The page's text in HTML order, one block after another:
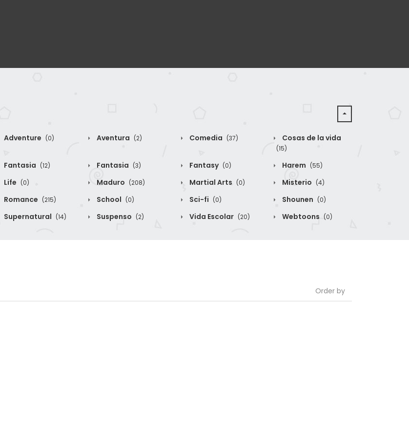
Adventure (0) Aventura (2) Comedia (37) Cosas de la vida
(15)
Fantasia (12) Fantasia (3) Fantasy (0) Harem (55)
Life (0) Maduro (208) Martial Arts (0) Misterio (4)
Romance (215) School (0) Sci-fi (0) Shounen (0)
Supernatural (14) Suspenso (2) Vida Escolar (20) Webtoons (0)
Order by